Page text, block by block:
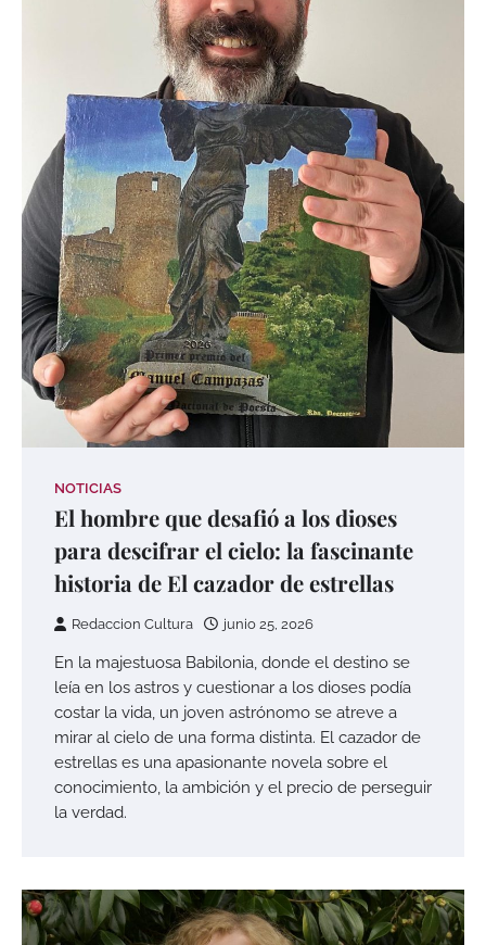
NOTICIAS
El hombre que desafió a los dioses
para descifrar el cielo: la fascinante
historia de El cazador de estrellas
Redaccion Cultura junio 25, 2026
En la majestuosa Babilonia, donde el destino se
leía en los astros y cuestionar a los dioses podía
costar la vida, un joven astrónomo se atreve a
mirar al cielo de una forma distinta. El cazador de
estrellas es una apasionante novela sobre el
conocimiento, la ambición y el precio de perseguir
la verdad.